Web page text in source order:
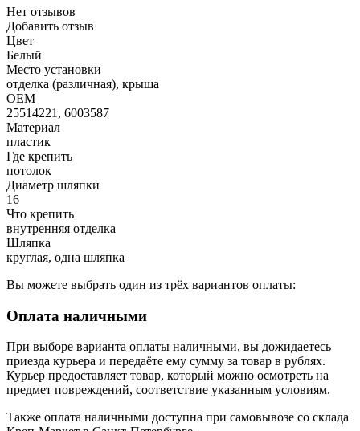
Нет отзывов
Добавить отзыв
Цвет
Белый
Место установки
отделка (различная), крыша
OEM
25514221, 6003587
Материал
пластик
Где крепить
потолок
Диаметр шляпки
16
Что крепить
внутренняя отделка
Шляпка
круглая, одна шляпка
Вы можете выбрать один из трёх вариантов оплаты:
Оплата наличными
При выборе варианта оплаты наличными, вы дожидаетесь
приезда курьера и передаёте ему сумму за товар в рублях.
Курьер предоставляет товар, который можно осмотреть на
предмет повреждений, соответствие указанным условиям.
Также оплата наличными доступна при самовывозе со склада